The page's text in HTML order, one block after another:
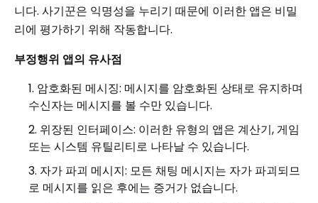
니다. 사기꾼은 익명성을 누리기 때문에 이러한 앱은 비밀
리에 평가하기 위해 작동합니다.
부정행위 앱의 유사점
암호화된 메시징: 메시지를 암호화된 상태로 유지하며
수신자는 메시지를 볼 수만 있습니다.
위장된 인터페이스: 이러한 유형의 앱은 계산기, 게임
또는 시스템 유틸리티로 나타날 수 있습니다.
자가 파괴 메시지: 모든 채팅 메시지는 자가 파괴되므
로 메시지를 읽은 후에는 증거가 없습니다.